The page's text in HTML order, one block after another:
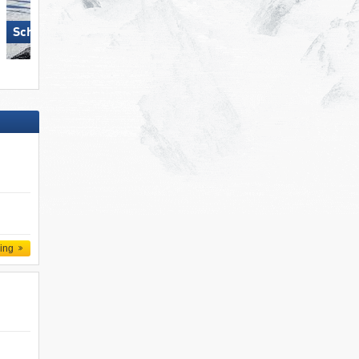
Schlick 2000 – Fulpmes Zillertal Arena